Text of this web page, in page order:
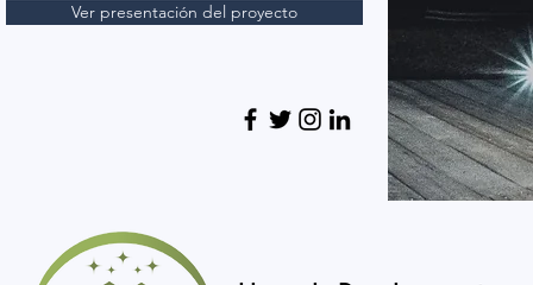
Ver presentación del proyecto